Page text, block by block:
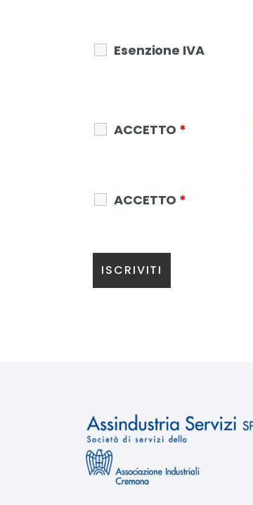
Esenzione IVA
ACCETTO *
ACCETTO *